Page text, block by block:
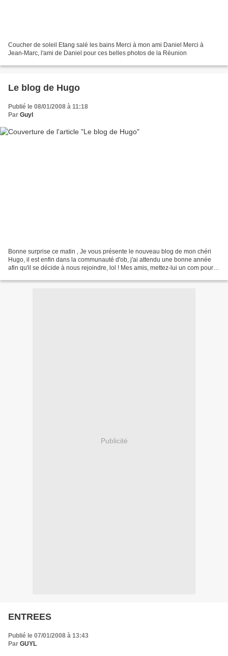
Coucher de soleil Etang salé les bains Merci à mon ami Daniel Merci à
Jean-Marc, l'ami de Daniel pour ces belles photos de la Réunion
Le blog de Hugo
Publié le 08/01/2008 à 11:18
Par Guyl
Bonne surprise ce matin , Je vous présente le nouveau blog de mon chéri
Hugo, il est enfin dans la communauté d'ob, j'ai attendu une bonne année
afin qu'il se décide à nous rejoindre, lol ! Mes amis, mettez-lui un com pour
Publicité
ENTREES
Publié le 07/01/2008 à 13:43
Par GUYL